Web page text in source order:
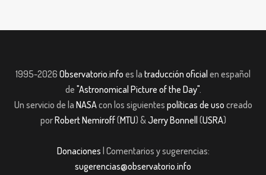
1995-2026 Observatorio.info es la traducción oficial en español
de "Astronomical Picture of the Day".
Un servicio de la NASAcon los siguientes políticas de uso creado
porRobert Nemiroff(MTU) &Jerry Bonnell (USRA)
Donaciones | Comentarios y sugerencias:
sugerencias@observatorio.info